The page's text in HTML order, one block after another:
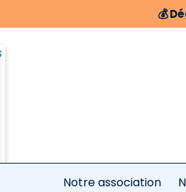
💰
Notre association